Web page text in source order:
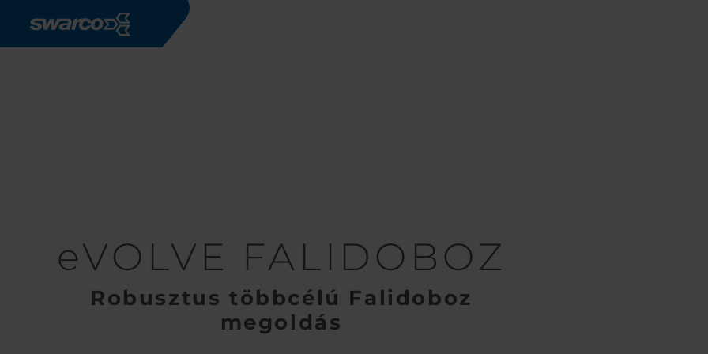
eVOLVE FALIDOBOZ
Robusztus többcélú Falidoboz
megoldás